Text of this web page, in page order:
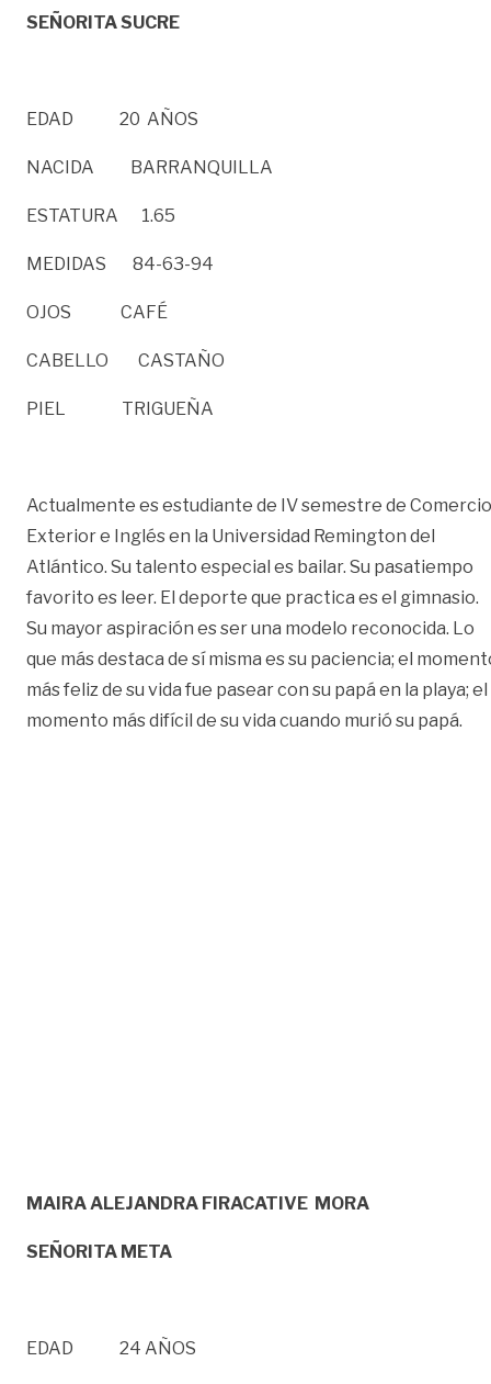
SEÑORITA SUCRE
EDAD 20 AÑOS
NACIDA BARRANQUILLA
ESTATURA 1.65
MEDIDAS 84-63-94
OJOS CAFÉ
CABELLO CASTAÑO
PIEL TRIGUEÑA
Actualmente es estudiante de IV semestre de Comercio
Exterior e Inglés en la Universidad Remington del
Atlántico. Su talento especial es bailar. Su pasatiempo
favorito es leer. El deporte que practica es el gimnasio.
Su mayor aspiración es ser una modelo reconocida. Lo
que más destaca de sí misma es su paciencia; el
más feliz de su vida fue pasear con su papá en la playa; el
momento más difícil de su vida cuando murió su papá.
MAIRA ALEJANDRA FIRACATIVE MORA
SEÑORITA META
EDAD 24 AÑOS